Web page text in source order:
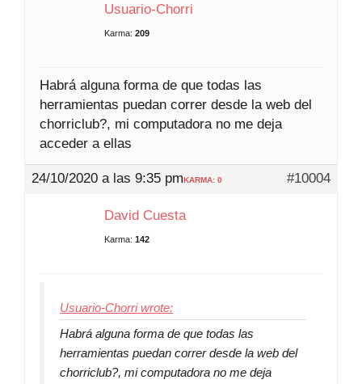
Usuario-Chorri
Karma: 209
Habrá alguna forma de que todas las
herramientas puedan correr desde la web del
chorriclub?, mi computadora no me deja
acceder a ellas
24/10/2020 a las 9:35 pm #10004
KARMA: 0
David Cuesta
Karma: 142
Usuario-Chorri wrote:
Habrá alguna forma de que todas las
herramientas puedan correr desde la web del
chorriclub?, mi computadora no me deja